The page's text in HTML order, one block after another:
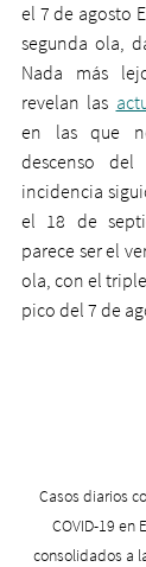
el 7 de agosto
segunda ola,
Nada más
revelan las
en las que
descenso
incidencia
el 18 de
parece ser el
ola, con el
pico del 7 de
Casos diarios
COVID-19 en
consolidados a